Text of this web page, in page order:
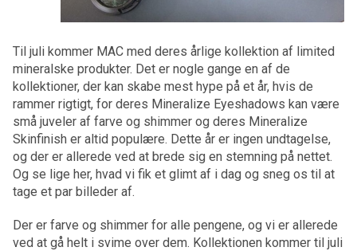
Til juli kommer MAC med deres årlige kollektion af limited
mineralske produkter. Det er nogle gange en af de
kollektioner, der kan skabe mest hype på et år, hvis de
rammer rigtigt, for deres Mineralize Eyeshadows kan være
små juveler af farve og shimmer og deres Mineralize
Skinfinish er altid populære. Dette år er ingen undtagelse,
og der er allerede ved at brede sig en stemning på nettet.
Og se lige her, hvad vi fik et glimt af i dag og sneg os til at
tage et par billeder af.
Der er farve og shimmer for alle pengene, og vi er allerede
ved at gå helt i svime over dem. Kollektionen kommer til juli